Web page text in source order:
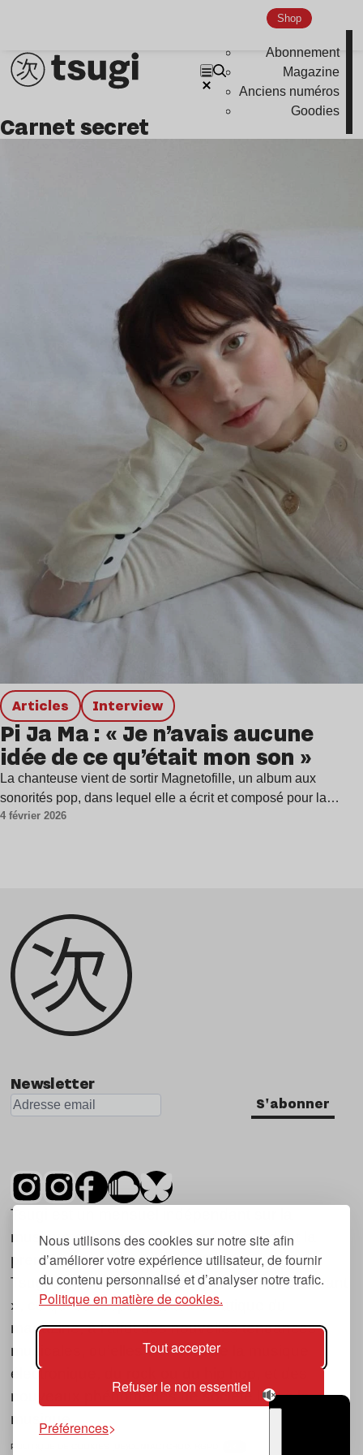
Nous utilisons des cookies sur notre site afin
d’améliorer votre expérience utilisateur, de fournir
du contenu personnalisé et d’analyser notre trafic.
Politique en matière de cookies.
Tout accepter
Refuser le non essentiel
Préférences
Shop
Abonnement
Magazine
Anciens numéros
Goodies
Carnet secret
Articles interview
Pi Ja Ma : « Je n’avais aucune
idée de ce qu’était mon son »
La chanteuse vient de sortir Magnetofille, un album aux
sonorités pop, dans lequel elle a écrit et composé pour la…
4 février 2026
Newsletter
S'abonner
Tsugi est un mensuel indépendant sur la
musique et les nouvelles tendances, dont la
première parution date de 2007.
Tsugi en japonais signifie « prochain », « suivant
», ce qui correspond à la thématique du
magazine, à l’affût des nouvelles tendances
musicales, qu’elles viennent de la musique
électronique, du rock ou du hip hop, et des
nouveaux phénomènes de société liés à la
musique.
POLITIQUE DE COOKIES (UE)